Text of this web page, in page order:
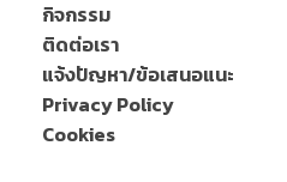
กิจกรรม
ติดต่อเรา
แจ้งปัญหา/ข้อเสนอแนะ
Privacy Policy
Cookies